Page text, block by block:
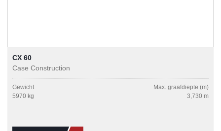
CX 60
Case Construction
Gewicht
5970 kg
Max. graafdiepte (m)
3,730 m